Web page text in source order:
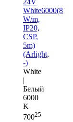
White6000(8
W/m,
IP20,
CSP,
5m)
(Arlight,
-)
White
|
Белый
6000
K
70025